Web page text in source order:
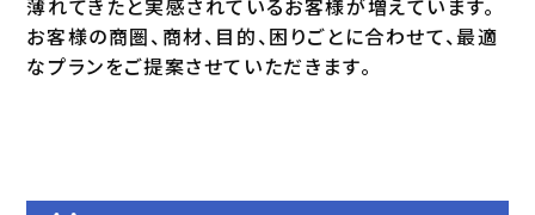
お客様の商圏、商材、目的、困りごとに合わせて、最適
なプランをご提案させていただきます。